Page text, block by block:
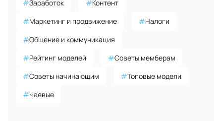
#Заработок #Контент
#Маркетинг и продвижение #Налоги
#Общение и коммуникация
#Рейтинг моделей #Советы мемберам
#Советы начинающим #Топовые модели
#Чаевые